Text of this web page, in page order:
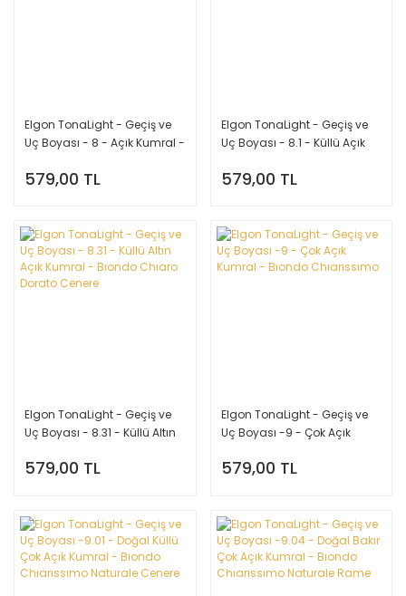
Elgon TonaLight - Geçiş ve
Uç Boyası - 8 - Açık Kumral -
579,00 TL
Elgon TonaLight - Geçiş ve
Uç Boyası - 8.1 - Küllü Açık
Cenere
579,00 TL
Elgon TonaLight - Geçiş ve
Uç Boyası - 8.31 - Küllü Altın
Dorato Cenere
579,00 TL
Elgon TonaLight - Geçiş ve
Uç Boyası -9 - Çok Açık
Chıarıssımo
579,00 TL